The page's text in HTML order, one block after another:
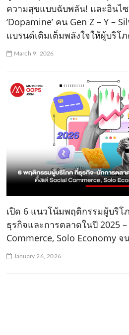
ความสุขแบบฉับพลัน! และอินไ
‘Dopamine’ คน Gen Z – Y –
แบรนด์เติมเต็มพลังใจให้ผู้บริโ
March 9, 2026
เปิด 6 แนวโน้มพฤติกรรมผู้บริโ
ธุรกิจและการตลาดในปี 2025
Commerce, Solo Economy จ
January 26, 2026